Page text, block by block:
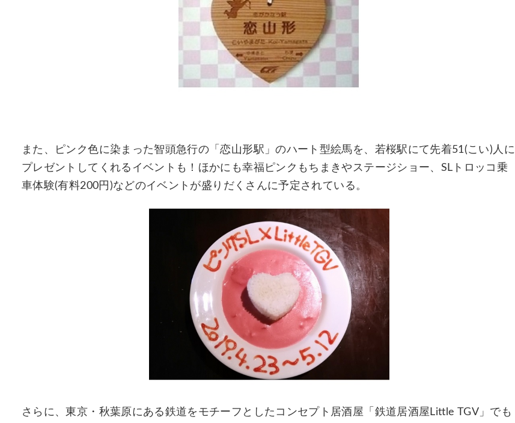
また、ピンク色に染まった智頭急行の「恋山形駅」のハート型絵馬を、若桜駅にて先着51(こい)人に
プレゼントしてくれるイベントも！ほかにも幸福ピンクもちまきやステージショー、SLトロッコ乗
車体験(有料200円)などのイベントが盛りだくさんに予定されている。
さらに、東京・秋葉原にある鉄道をモチーフとしたコンセプト居酒屋「鉄道居酒屋Little TGV」でも